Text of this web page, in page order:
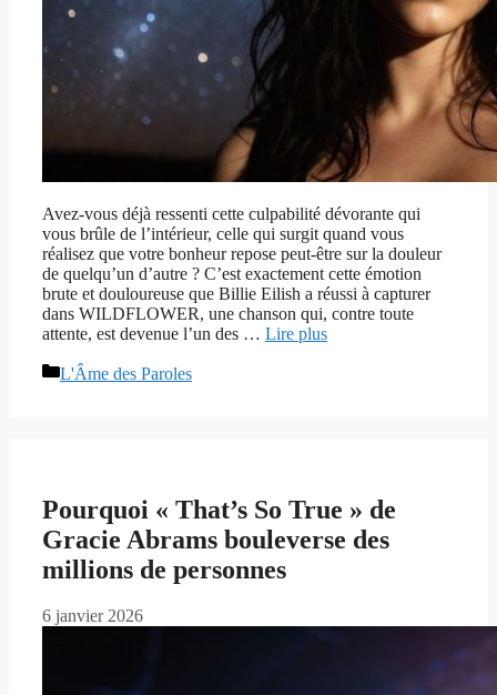
Avez-vous déjà ressenti cette culpabilité dévorante qui
vous brûle de l’intérieur, celle qui surgit quand vous
réalisez que votre bonheur repose peut-être sur la douleur
de quelqu’un d’autre ? C’est exactement cette émotion
brute et douloureuse que Billie Eilish a réussi à capturer
dans WILDFLOWER, une chanson qui, contre toute
attente, est devenue l’un des … Lire plus
Catégories
L'Âme des Paroles
Pourquoi « That’s So True » de
Gracie Abrams bouleverse des
millions de personnes
6 janvier 2026